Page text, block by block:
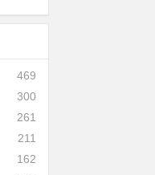
469
300
261
211
162